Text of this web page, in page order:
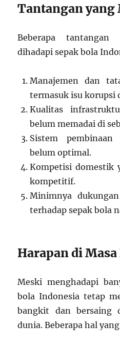
Tantangan yang
Beberapa
dihadapi sepak bola
Manajemen dan
termasuk isu
Kualitas
belum memadai di
Sistem
belum optimal.
Kompetisi domestik
kompetitif.
Minimnya
terhadap sepak bola
Harapan di Masa
Meski menghadapi
bola Indonesia tetap
bangkit dan bersaing
dunia. Beberapa hal